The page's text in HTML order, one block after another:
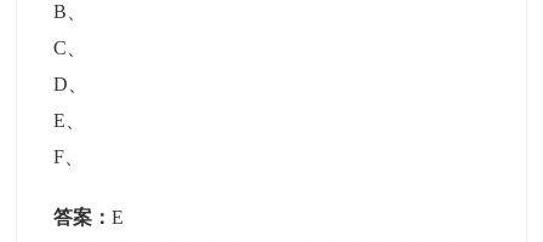
B
C
D
E
F
答案：E